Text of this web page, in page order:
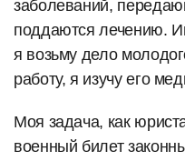
заболеваний,
поддаются лечению.
я возьму дело
работу, я изучу его
Моя задача, как
военный билет